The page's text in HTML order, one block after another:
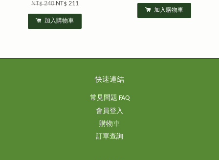
NT$ 240NT$ 211
加入購物車
加入購物車
快速連結
常見問題 FAQ
會員登入
購物車
訂單查詢